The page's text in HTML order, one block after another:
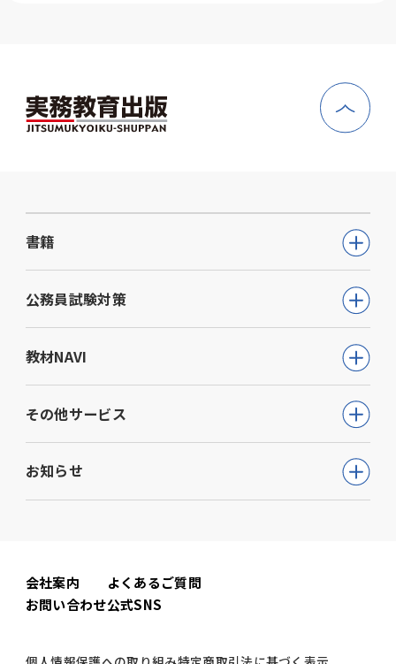
書籍
公務員試験
教員採用試験
就職・資格・検定
教育・学参
ビジネス
生活実用・教養
心理学
公務員試験対策
公務員試験について知る
通信講座
動画で学ぶ【公務員合格】シリーズ
書籍
模擬試験
教材NAVI
高等学校向け事業
大学・短期大学向け事業
専門学校向け事業
中学校向け事業
その他サービス
ウェルネス(心理検査他)
児童発達支援事業
お知らせ
書籍関連
公務員試験関連
会社案内
お問い合わせ
よくあるご質問
公式SNS